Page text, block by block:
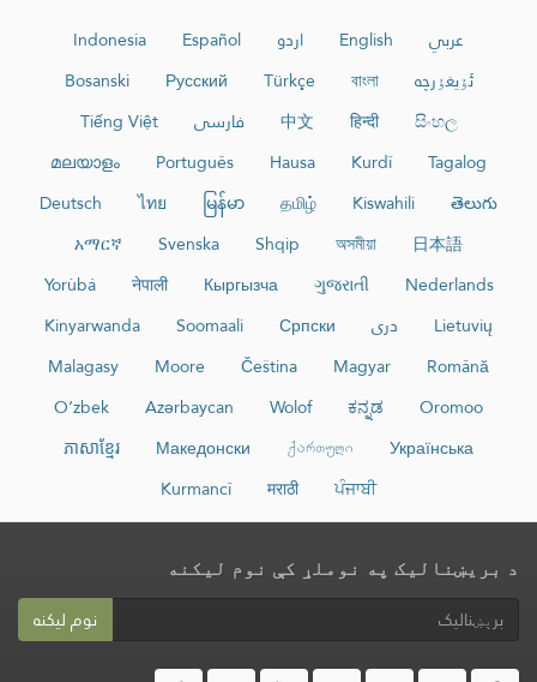
عربي English اردو Español
Indonesia
ئۇيغۇرچە
বাংলা
Türkçe
Русский
Bosanski
සිංහල
हिन्दी
中文 فارسی
Tiếng Việt
Tagalog
Kurdî
Hausa
Português
മലയാളം
తెలుగు
Kiswahili
தமிழ்
မြန်မာ
ไทย
Deutsch
日本語
অসমীয়া
Shqip
Svenska
አማርኛ
Nederlands
ગુજરાતી
Кыргызча
नेपाली
Yorùbá
Lietuvių
دری Српски
Soomaali
Kinyarwanda
Română
Magyar
Čeština
Moore
Malagasy
Oromoo
ಕನ್ನಡ
Wolof
Azərbaycan
O‘zbek
Українська
ქართული
Македонски
ភាសាខ្មែរ
ਪੰਜਾਬੀ
मराठी
Kurmancî
د بریښنالیک په نوملړ کې نوم لیکنه
نوم لیکنه